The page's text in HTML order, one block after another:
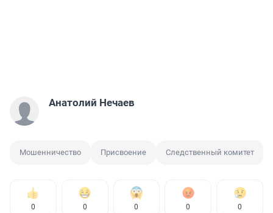
Анатолий Нечаев
Мошенничество Присвоение Следственный комитет
0 0 0 0 0